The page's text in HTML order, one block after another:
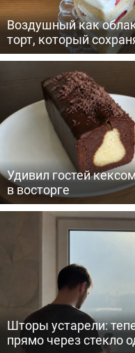
Воздушный как
торт, который
Удивил гостей
в восторге
Шторы устарели:
прямо через стекло